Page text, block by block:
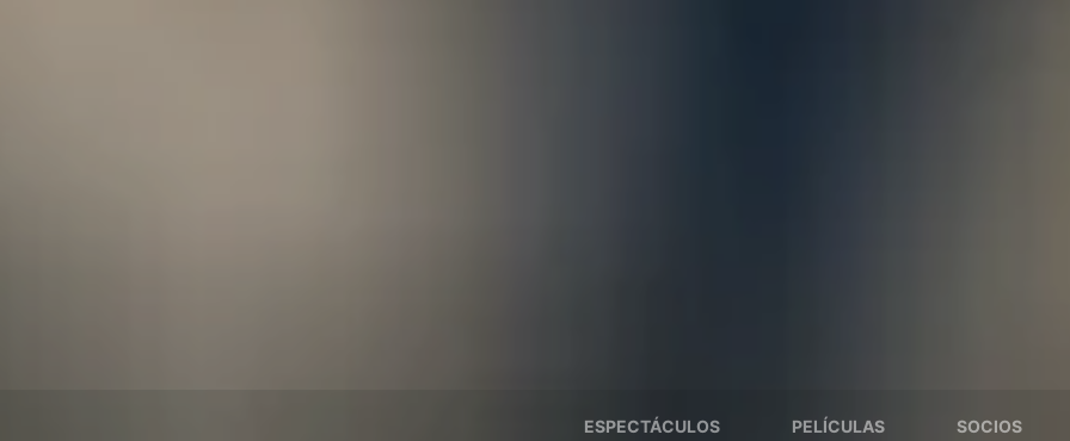
ESPECTÁCULOS PELÍCULAS SOCIOS